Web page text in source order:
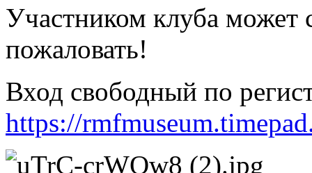
Участником клуба
пожаловать!
Вход свободный по
https://